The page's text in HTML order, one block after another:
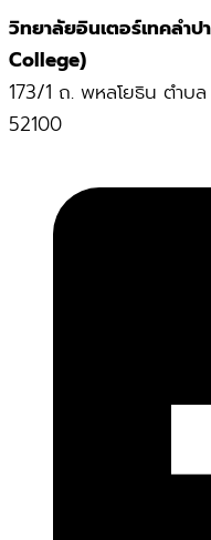
วิทยาลัยอินเตอร์เทคลำ
College)
173/1 ถ. พหลโยธิน ตำบ
52100